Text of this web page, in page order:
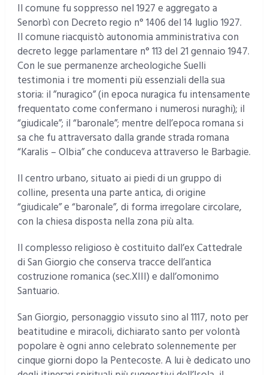
Il comune fu soppresso nel 1927 e aggregato a
Senorbì con Decreto regio n° 1406 del 14 luglio 1927.
Il comune riacquistò autonomia amministrativa con
decreto legge parlamentare n° 113 del 21 gennaio 1947.
Con le sue permanenze archeologiche Suelli
testimonia i tre momenti più essenziali della sua
storia: il ”nuragico” (in epoca nuragica fu intensamente
frequentato come confermano i numerosi nuraghi); il
“giudicale”; il “baronale”; mentre dell’epoca romana si
sa che fu attraversato dalla grande strada romana
“Karalis – Olbia” che conduceva attraverso le Barbagie.
Il centro urbano, situato ai piedi di un gruppo di
colline, presenta una parte antica, di origine
“giudicale” e “baronale”, di forma irregolare circolare,
con la chiesa disposta nella zona più alta.
Il complesso religioso è costituito dall’ex Cattedrale
di San Giorgio che conserva tracce dell’antica
costruzione romanica (sec.XIII) e dall’omonimo
Santuario.
San Giorgio, personaggio vissuto sino al 1117, noto per
beatitudine e miracoli, dichiarato santo per volontà
popolare è ogni anno celebrato solennemente per
cinque giorni dopo la Pentecoste. A lui è dedicato uno